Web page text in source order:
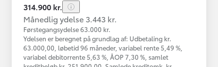
314.900 kr.
Månedlig ydelse 3.443 kr.
Førstegangsydelse 63.000 kr.
Ydelsen er beregnet på grundlag af: Udbetaling kr.
63.000,00, løbetid 96 måneder, variabel rente 5,49 %,
variabel debitorrente 5,63 %, ÅOP 7,30 %, samlet